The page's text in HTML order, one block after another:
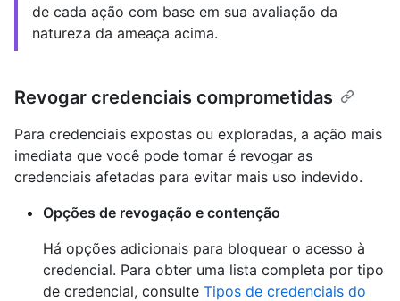
de cada ação com base em sua avaliação da
natureza da ameaça acima.
Revogar credenciais comprometidas
Para credenciais expostas ou exploradas, a ação mais
imediata que você pode tomar é revogar as
credenciais afetadas para evitar mais uso indevido.
Opções de revogação e contenção
Há opções adicionais para bloquear o acesso à
credencial. Para obter uma lista completa por tipo
de credencial, consulte Tipos de credenciais do